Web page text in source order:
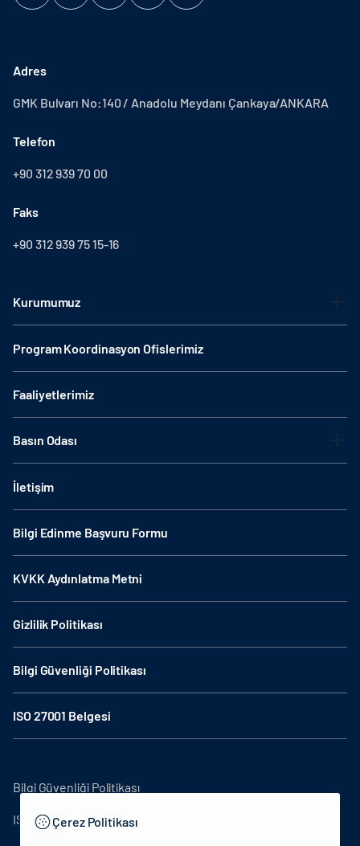
Adres
GMK Bulvarı No:140 / Anadolu Meydanı Çankaya/ANKARA
Telefon
+90 312 939 70 00
Faks
+90 312 939 75 15-16
Kurumumuz
Program Koordinasyon Ofislerimiz
Faaliyetlerimiz
Basın Odası
İletişim
Bilgi Edinme Başvuru Formu
KVKK Aydınlatma Metni
Gizlilik Politikası
Bilgi Güvenliği Politikası
ISO 27001 Belgesi
Bilgi Güvenliği Politikası
ISO27001Çerez Politikası